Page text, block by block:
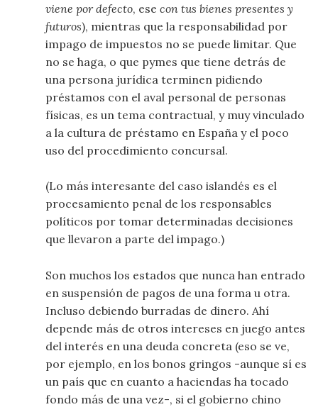
viene por defecto, esecon tus bienes presentes y
futuros), mientras que la responsabilidad por
impago de impuestos no se puede limitar. Que
no se haga, o que pymes que tiene detrás de
una persona jurídica terminen pidiendo
préstamos con el aval personal de personas
físicas, es un tema contractual, y muy vinculado
a la cultura de préstamo en España y el poco
uso del procedimiento concursal.
(Lo más interesante del caso islandés es el
procesamiento penal de los responsables
políticos por tomar determinadas decisiones
que llevaron a parte del impago.)
Son muchos los estados que nunca han entrado
en suspensión de pagos de una forma u otra.
Incluso debiendo burradas de dinero. Ahí
depende más de otros intereses en juego antes
del interés en una deuda concreta (eso se ve,
por ejemplo, en los bonos gringos -aunque sí es
un país que en cuanto a haciendas ha tocado
fondo más de una vez-, si el gobierno chino